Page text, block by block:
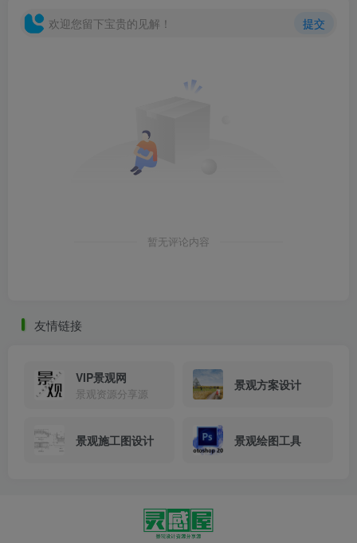
子们课间活动的热情，身心得到放松和焕新，对课堂学习产
欢迎您留下宝贵的见解！ 提交
暂无评论内容
友情链接
VIP景观网
景观资源分享源
景观方案设计
景观施工图设计 景观绘图工具